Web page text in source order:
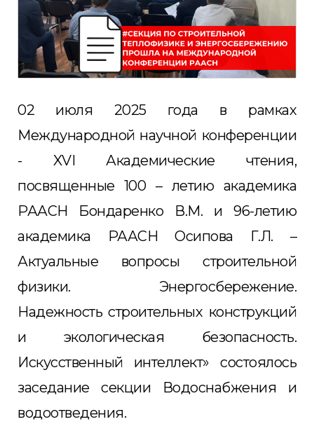
02 июля 2025 года в рамках
Международной научной конференции
- XVI Академические чтения,
посвященные 100 – летию академика
РААСН Бондаренко В.М. и 96-летию
академика РААСН Осипова Г.Л. –
Актуальные вопросы строительной
физики. Энергосбережение.
Надежность строительных конструкций
и экологическая безопасность.
Искусственный интеллект» состоялось
заседание секции Водоснабжения и
водоотведения.